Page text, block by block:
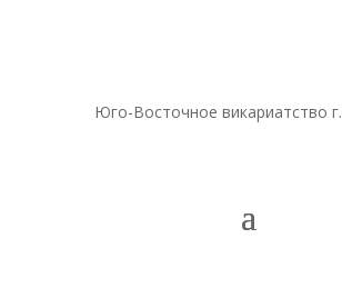
Юго-Восточное викариатство